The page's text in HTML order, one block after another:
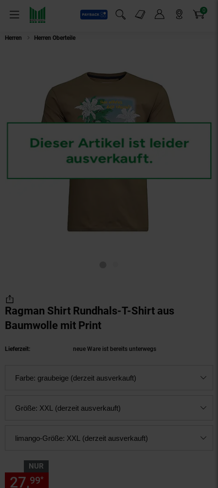
Menü
Payback
Suchfeld einblenden
Markt-Angebote 0
Artikel
Herren Herren Oberteile
Ragman Shirt Rundhals-T-Shirt aus
Baumwolle mit Print
Lieferzeit: neue Ware ist bereits unterwegs
Farbe: graubeige (derzeit ausverkauft)
Größe: XXL (derzeit ausverkauft)
limango-Größe: XXL (derzeit ausverkauft)
NUR
27,99*